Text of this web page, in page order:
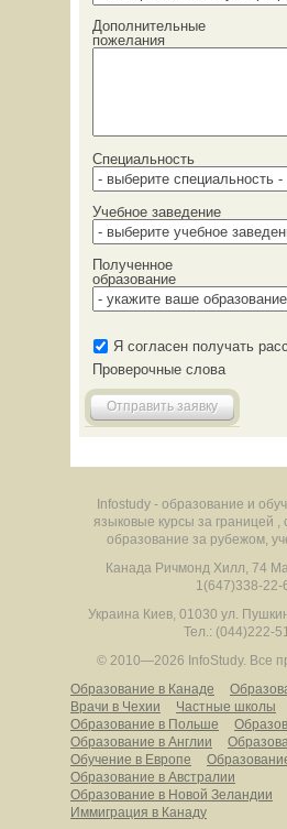
Дополнительные
пожелания
Специальность
Учебное заведение
Полученное
образование
Я согласен получать
Проверочные слова
Отправить заявку
Infostudy - образование и
языковые курсы за границей
образование за рубежом,
Канада Ричмонд Хилл, 74
1(647)338-22-
Украина Киев, 01030 ул.
Тел.: (044)222-
© 2010—2026 InfoStudy. Все
Образование в Канаде
Врачи в Чехии
Частные школы
Образование в Польше
Образование в Англии
Обучение в Европе
Образование в Австралии
Образование в Новой Зеландии
Иммиграция в Канаду